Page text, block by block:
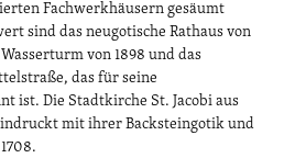
Fachwerkhäusern gesäumt
sind das neugotische Rathaus von
von 1898 und das
das für seine
ist. Die Stadtkirche St. Jacobi aus
mit ihrer Backsteingotik und